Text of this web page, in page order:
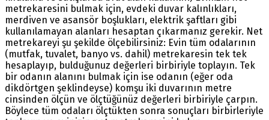
metrekaresini bulmak için, evdeki duvar kalınlıkları,
merdiven ve asansör boşlukları, elektrik şaftları gibi
kullanılamayan alanları hesaptan çıkarmanız gerekir. Net
metrekareyi şu şekilde ölçebilirsiniz: Evin tüm odalarının
(mutfak, tuvalet, banyo vs. dahil) metrekaresin tek tek
hesaplayıp, bulduğunuz değerleri birbiriyle toplayın. Tek
bir odanın alanını bulmak için ise odanın (eğer oda
dikdörtgen şeklindeyse) komşu iki duvarının metre
cinsinden ölçün ve ölçtüğünüz değerleri birbiriyle çarpın.
Böylece tüm odaları ölçtükten sonra sonuçları birbirleriyle